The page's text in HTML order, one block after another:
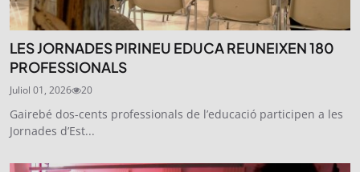
LES JORNADES PIRINEU EDUCA REUNEIXEN 180
PROFESSIONALS
Juliol 01, 2026 20
Gairebé dos-cents professionals de l’educació participen a les
Jornades d’Est...